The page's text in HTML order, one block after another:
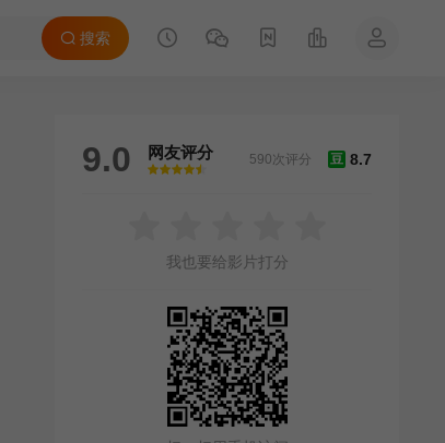
搜索
9.0 网友评分
很差
较差还行推荐力荐
豆 8.7
590次评分
我也要给影片打分